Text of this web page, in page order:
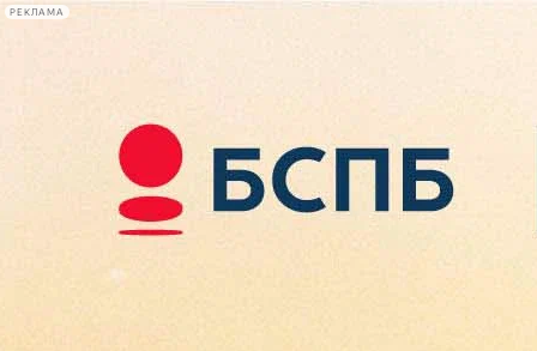
РЕКЛАМА
Сегодня:
2026.08.09
16:57
Афиша Plus